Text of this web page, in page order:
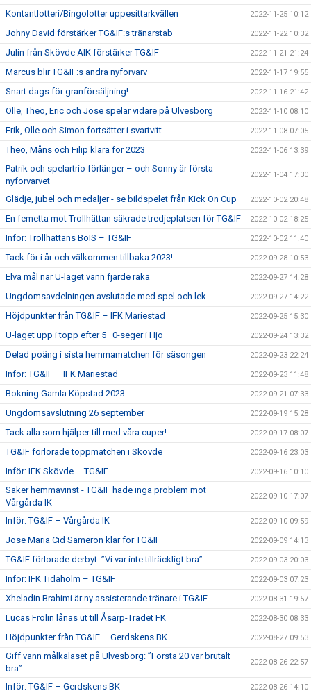
Kontantlotteri/Bingolotter uppesittarkvällen 2022-11-25 10:12
Johny David förstärker TG&IF:s tränarstab 2022-11-22 10:32
Julin från Skövde AIK förstärker TG&IF 2022-11-21 21:24
Marcus blir TG&IF:s andra nyförvärv 2022-11-17 19:55
Snart dags för granförsäljning! 2022-11-16 21:42
Olle, Theo, Eric och Jose spelar vidare på Ulvesborg 2022-11-10 08:10
Erik, Olle och Simon fortsätter i svartvitt 2022-11-08 07:05
Theo, Måns och Filip klara för 2023 2022-11-06 13:39
Patrik och spelartrio förlänger – och Sonny är första
nyförvärvet
2022-11-04 17:30
Glädje, jubel och medaljer - se bildspelet från Kick On Cup 2022-10-02 20:48
En femetta mot Trollhättan säkrade tredjeplatsen för TG&IF 2022-10-02 18:25
Inför: Trollhättans BoIS – TG&IF 2022-10-02 11:40
Tack för i år och välkommen tillbaka 2023! 2022-09-28 10:53
Elva mål när U-laget vann fjärde raka 2022-09-27 14:28
Ungdomsavdelningen avslutade med spel och lek 2022-09-27 14:22
Höjdpunkter från TG&IF – IFK Mariestad 2022-09-25 15:30
U-laget upp i topp efter 5–0-seger i Hjo 2022-09-24 13:32
Delad poäng i sista hemmamatchen för säsongen 2022-09-23 22:24
Inför: TG&IF – IFK Mariestad 2022-09-23 11:48
Bokning Gamla Köpstad 2023 2022-09-21 07:33
Ungdomsavslutning 26 september 2022-09-19 15:28
Tack alla som hjälper till med våra cuper! 2022-09-17 08:07
TG&IF förlorade toppmatchen i Skövde 2022-09-16 23:03
Inför: IFK Skövde – TG&IF 2022-09-16 10:10
Säker hemmavinst - TG&IF hade inga problem mot
Vårgårda IK
2022-09-10 17:07
Inför: TG&IF – Vårgårda IK 2022-09-10 09:59
Jose Maria Cid Sameron klar för TG&IF 2022-09-09 14:13
TG&IF förlorade derbyt: ”Vi var inte tillräckligt bra” 2022-09-03 20:03
Inför: IFK Tidaholm – TG&IF 2022-09-03 07:23
Xheladin Brahimi är ny assisterande tränare i TG&IF 2022-08-31 19:57
Lucas Frölin lånas ut till Åsarp-Trädet FK 2022-08-30 08:33
Höjdpunkter från TG&IF – Gerdskens BK 2022-08-27 09:53
Giff vann målkalaset på Ulvesborg: ”Första 20 var brutalt
bra”
2022-08-26 22:57
Inför: TG&IF – Gerdskens BK 2022-08-26 14:10